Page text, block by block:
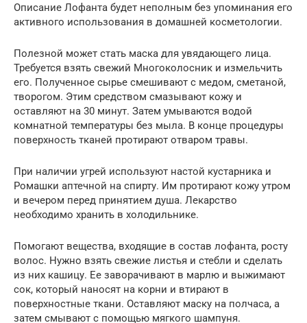
Описание Лофанта будет неполным без упоминания его
активного использования в домашней косметологии.
Полезной может стать маска для увядающего лица.
Требуется взять свежий Многоколосник и измельчить
его. Полученное сырье смешивают с медом, сметаной,
творогом. Этим средством смазывают кожу и
оставляют на 30 минут. Затем умываются водой
комнатной температуры без мыла. В конце процедуры
поверхность тканей протирают отваром травы.
При наличии угрей используют настой кустарника и
Ромашки аптечной на спирту. Им протирают кожу утром
и вечером перед принятием душа. Лекарство
необходимо хранить в холодильнике.
Помогают вещества, входящие в состав лофанта, росту
волос. Нужно взять свежие листья и стебли и сделать
из них кашицу. Ее заворачивают в марлю и выжимают
сок, который наносят на корни и втирают в
поверхностные ткани. Оставляют маску на полчаса, а
затем смывают с помощью мягкого шампуня.